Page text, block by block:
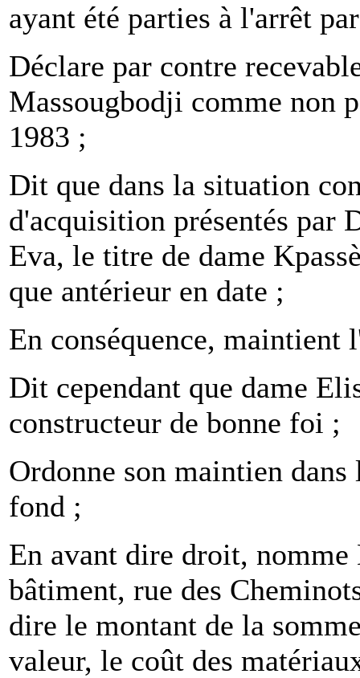
ayant été parties à l'arrêt
Déclare par contre
Massougbodji comme non
1983 ;
Dit que dans la situation
d'acquisition présentés par
Eva, le titre de dame
que antérieur en date ;
En conséquence,
Dit cependant que dame
constructeur de bonne foi ;
Ordonne son maintien
fond ;
En avant dire droit,
bâtiment, rue des
dire le montant de la
valeur, le coût des